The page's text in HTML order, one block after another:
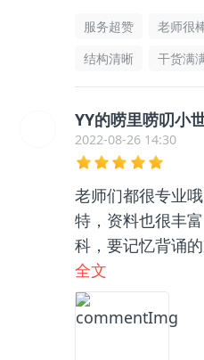
服务超赞 老师很
结构清晰
干货满
YY的唠里唠叨小
2022-08-26 14:30
老师们都很专业
特，资料也很丰
科，要记忆背诵
绪，和咨询老师
架清晰了很多，总
全文